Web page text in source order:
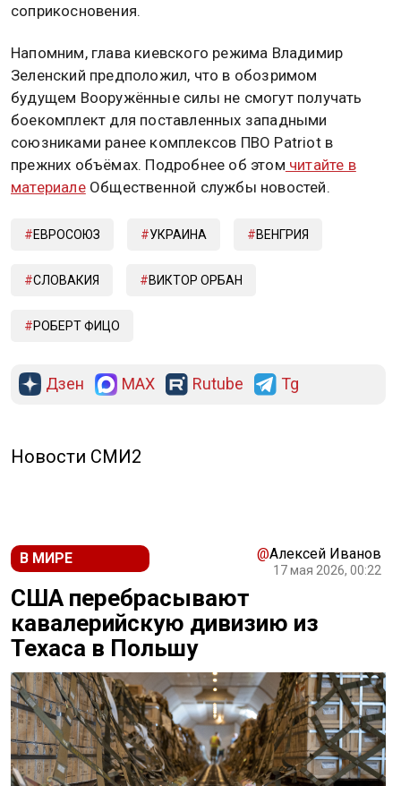
соприкосновения.
Напомним, глава киевского режима Владимир
Зеленский предположил, что в обозримом
будущем Вооружённые силы не смогут получать
боекомплект для поставленных западными
союзниками ранее комплексов ПВО Patriot в
прежних объёмах. Подробнее об этом читайте в
материалеОбщественной службы новостей.
ЕВРОСОЮЗ УКРАИНА ВЕНГРИЯ
СЛОВАКИЯ ВИКТОР ОРБАН
РОБЕРТ ФИЦО
Дзен MAX Rutube Tg
Новости СМИ2
В МИРЕ @Алексей Иванов
17 мая 2026, 00:22
США перебрасывают
кавалерийскую дивизию из
Техаса в Польшу